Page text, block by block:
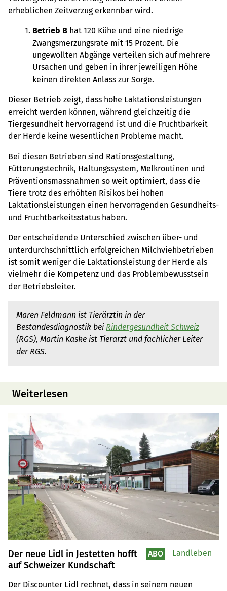
erheblichen Zeitverzug erkennbar wird.
Betrieb B hat 120 Kühe und eine niedrige
Zwangsmerzungsrate mit 15 Prozent. Die
ungewollten Abgänge verteilen sich auf mehrere
Ursachen und geben in ihrer jeweiligen Höhe
keinen direkten Anlass zur Sorge.
Dieser Betrieb zeigt, dass hohe Laktationsleistungen
erreicht werden können, während gleichzeitig die
Tiergesundheit hervorragend ist und die Fruchtbarkeit
der Herde keine wesentlichen Probleme macht.
Bei diesen Betrieben sind Rationsgestaltung,
Fütterungstechnik, Haltungssystem, Melkroutinen und
Präventionsmassnahmen so weit optimiert, dass die
Tiere trotz des erhöhten Risikos bei hohen
Laktationsleistungen einen hervorragenden Gesundheits-
und Fruchtbarkeitsstatus haben.
Der entscheidende Unterschied zwischen über- und
unterdurchschnittlich erfolgreichen Milchviehbetrieben
ist somit weniger die Laktationsleistung der Herde als
vielmehr die Kompetenz und das Problembewusstsein
der Betriebsleiter.
Maren Feldmann ist Tierärztin in der
Bestandesdiagnostik bei Rindergesundheit Schweiz
(RGS), Martin Kaske ist Tierarzt und fachlicher Leiter
der RGS.
Weiterlesen
Der neue Lidl in Jestetten hofft
auf Schweizer Kundschaft
Der Discounter Lidl rechnet, dass in seinem neuen
ABO Landleben